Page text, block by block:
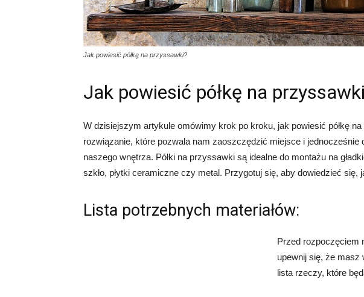
Jak powiesić półkę na przyssawki?
Jak powiesić półkę na
W dzisiejszym artykule omówimy krok po kroku, jak powiesić półkę
rozwiązanie, które pozwala nam zaoszczędzić miejsce i jednocześnie
naszego wnętrza. Półki na przyssawki są idealne do montażu na
szkło, płytki ceramiczne czy metal. Przygotuj się, aby dowiedzieć się,
Lista potrzebnych materiałów:
Przed rozpoczęciem
upewnij się, że masz
lista rzeczy, które